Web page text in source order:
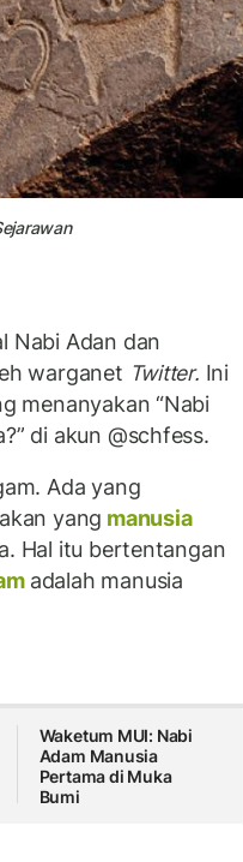
Nabi Adan dan
warganet Twitter. Ini
menanyakan “Nabi
di akun @schfess.
Ada yang
yang manusia
Hal itu bertentangan
adalah manusia
Waketum MUI: Nabi
Adam Manusia
Pertama di Muka
Bumi